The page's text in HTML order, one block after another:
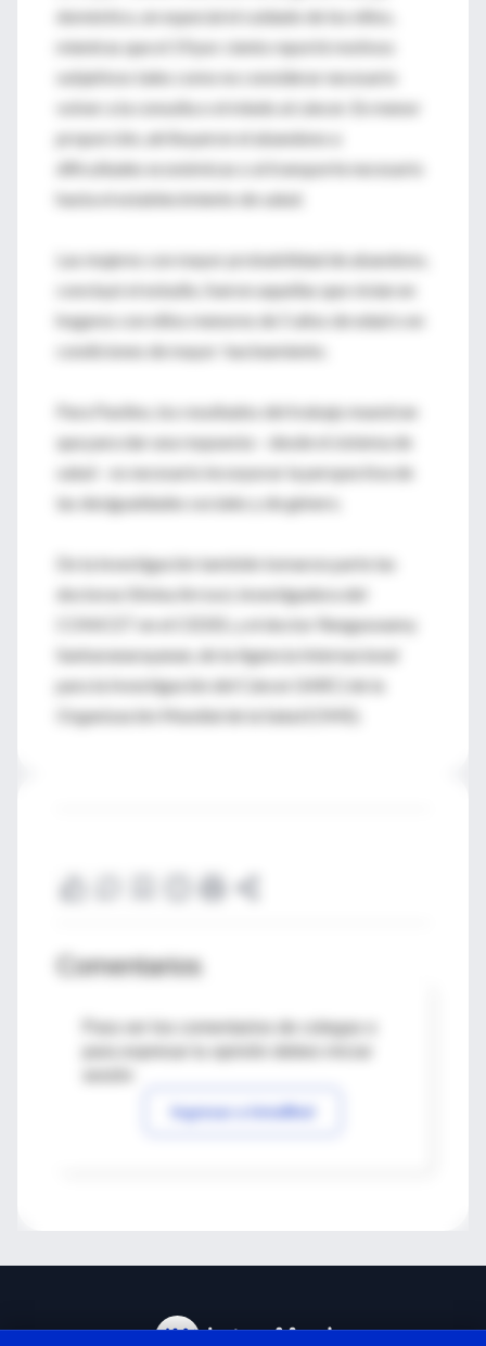
doméstico, en especial el cuidado de los niños,
mientras que el 19 por ciento reportó motivos
subjetivos tales como no considerar necesario
volver a la consulta o el miedo al cáncer. En menor
proporción, atribuyeron el abandono a
dificultades económicas o al transporte necesario
hasta el establecimiento de salud.
Las mujeres con mayor probabilidad de abandono,
concluyó el estudio, fueron aquellas que vivían en
hogares con niños menores de 5 años de edad o en
condiciones de mayor hacinamiento.
Para Paolino, los resultados del trabajo muestran
que para dar una respuesta – desde el sistema de
salud – es necesario incorporar la perspectiva de
las desigualdades sociales y de género.
De la investigación también tomaron parte las
doctoras Silvina Arrossi, investigadora del
CONICET en el CEDES, y el doctor Rengaswamy
Sankaranarayanan, de la Agencia Internacional
para la Investigación del Cáncer (IARC) de la
Organización Mundial de la Salud (OMS).
Comentarios
Para ver los comentarios de colegas o
Ingresar a IntraMed